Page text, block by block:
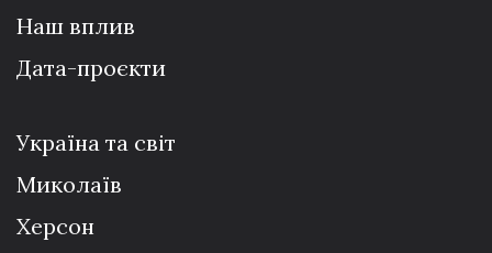
Наш вплив
Дата-проєкти
Україна та світ
Миколаїв
Херсон